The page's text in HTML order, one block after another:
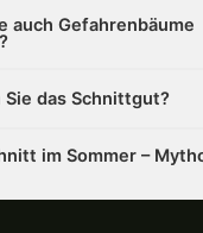
auch Gefahrenbäume
Sie das Schnittgut?
im Sommer –